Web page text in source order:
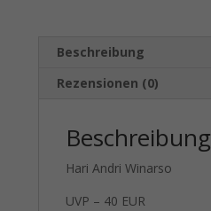
Beschreibung
Rezensionen (0)
Beschreibung
Hari Andri Winarso
UVP – 40 EUR